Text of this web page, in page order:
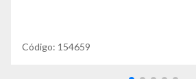
Código: 154659